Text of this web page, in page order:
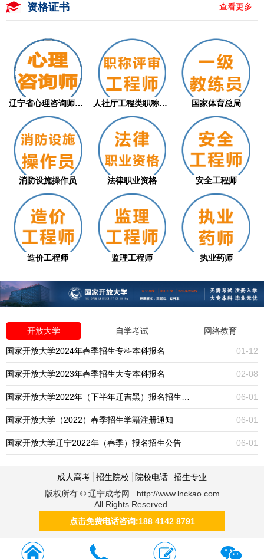
资格证书 查看更多
辽宁省心理咨询师职业技能等级评价证书（从... 人社厅工程类职称评审 国家体育总局
消防设施操作员 法律职业资格 安全工程师
造价工程师 监理工程师 执业药师
开放大学 自学考试 网络教育
01-12
国家开放大学2024年春季招生专科本科报名
02-08
国家开放大学2023年春季招生大专本科报名
06-01
06-01
国家开放大学（2022）春季招生学籍注册通知
06-01
国家开放大学辽宁2022年（春季）报名招生公告
成人高考 招生院校 院校电话
招生专业
版权所有 © 辽宁成考网 http://www.lnckao.com
All Rights Reserved.
点击免费电话咨询:188 4142 8791